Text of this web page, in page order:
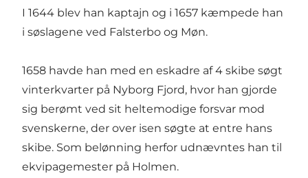
I 1644 blev han kaptajn og i 1657 kæmpede han
i søslagene ved Falsterbo og Møn.
1658 havde han med en eskadre af 4 skibe søgt
vinterkvarter på Nyborg Fjord, hvor han gjorde
sig berømt ved sit heltemodige forsvar mod
svenskerne, der over isen søgte at entre hans
skibe. Som belønning herfor udnævntes han til
ekvipagemester på Holmen.